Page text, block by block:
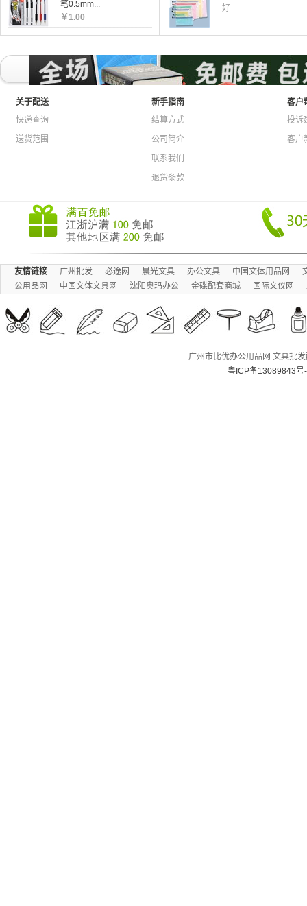
笔0.5mm...
￥1.00
好
好
关于配送
快递查询
送货范围
新手指南
结算方式
公司简介
联系我们
退货条款
客户
投诉
客户
友情链接 广州批发 必途网 晨光文具 办公文具 中国文体用品网
公用品网
中国文体文具网 沈阳奥玛办公 金碟配套商城 国际文仪网
广州市比优办公用品网 文具批
粤ICP备13089843号